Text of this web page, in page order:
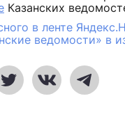
Казанских
в ленте
ведомости» в